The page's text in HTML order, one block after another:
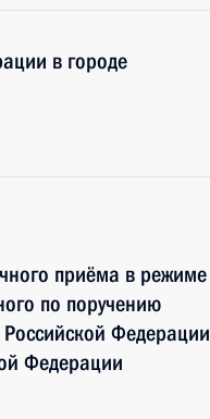
в городе
приёма в режиме
по поручению
Федерации
Федерации